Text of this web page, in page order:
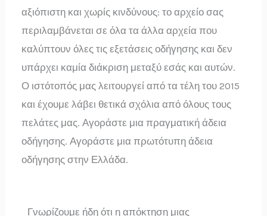
αξιόπιστη και χωρίς κινδύνους: το αρχείο σας
περιλαμβάνεται σε όλα τα άλλα αρχεία που
καλύπτουν όλες τις εξετάσεις οδήγησης και δεν
υπάρχει καμία διάκριση μεταξύ εσάς και αυτών.
Ο ιστότοπός μας λειτουργεί από τα τέλη του 2015
και έχουμε λάβει θετικά σχόλια από όλους τους
πελάτες μας. Αγοράστε μια πραγματική άδεια
οδήγησης. Αγοράστε μια πρωτότυπη άδεια
οδήγησης στην Ελλάδα.
Γνωρίζουμε ήδη ότι η απόκτηση μιας